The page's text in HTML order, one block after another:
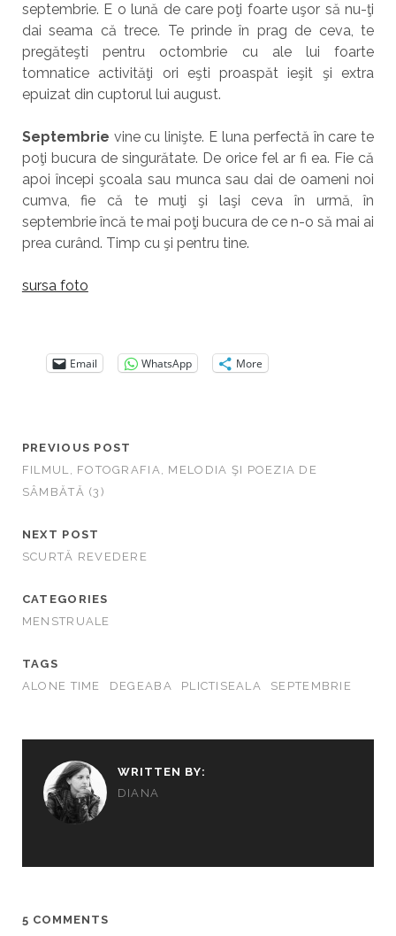
septembrie. E o lună de care poţi foarte uşor să nu-ţi
dai seama că trece. Te prinde în prag de ceva, te
pregăteşti pentru octombrie cu ale lui foarte
tomnatice activităţi ori eşti proaspăt ieşit şi extra
epuizat din cuptorul lui august.
Septembrie vine cu linişte. E luna perfectă în care te
poţi bucura de singurătate. De orice fel ar fi ea. Fie că
apoi începi şcoala sau munca sau dai de oameni noi
cumva, fie că te muţi şi laşi ceva în urmă, în
septembrie încă te mai poţi bucura de ce n-o să mai ai
prea curând. Timp cu şi pentru tine.
sursa foto
Email WhatsApp More
PREVIOUS POST
FILMUL, FOTOGRAFIA, MELODIA ŞI POEZIA DE
SÂMBĂTĂ (3)
NEXT POST
SCURTĂ REVEDERE
CATEGORIES
MENSTRUALE
TAGS
ALONE TIME
DEGEABA PLICTISEALA SEPTEMBRIE
WRITTEN BY:
DIANA
5 COMMENTS